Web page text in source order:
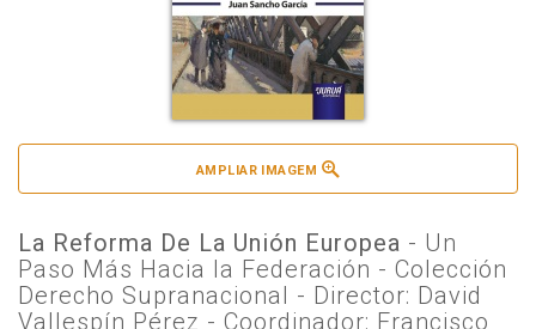
AMPLIAR IMAGEM
La Reforma De La Unión Europea - Un
Paso Más Hacia la Federación - Colección
Derecho Supranacional - Director: David
Vallespín Pérez - Coordinador: Francisco